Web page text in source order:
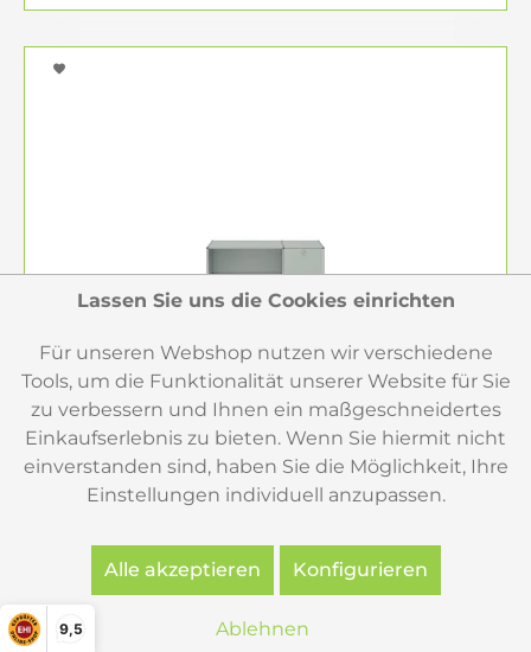
9,5
und...
1.385,00 €
Lassen Sie uns die Cookies einrichten
Für unseren Webshop nutzen wir verschiedene
Tools, um die Funktionalität unserer Website für Sie
zu verbessern und Ihnen ein maßgeschneidertes
Einkaufserlebnis zu bieten. Wenn Sie hiermit nicht
einverstanden sind, haben Sie die Möglichkeit, Ihre
Einstellungen individuell anzupassen.
Alle akzeptieren Konfigurieren
Ablehnen